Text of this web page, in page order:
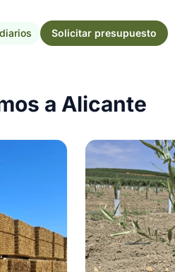
Solicitar presupuesto
a Alicante